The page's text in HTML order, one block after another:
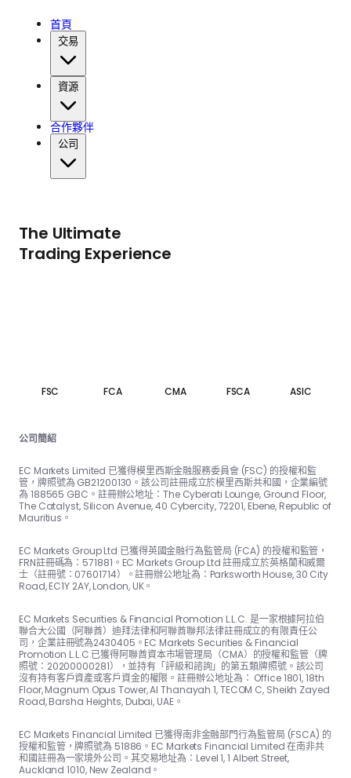
首頁
交易
資源
合作夥伴
公司
The Ultimate
Trading Experience
FSC FCA CMA FSCA ASIC
公司簡紹
EC Markets Limited 已獲得模里西斯金融服務委員會 (FSC) 的授權和監
管，牌照號為 GB21200130。該公司註冊成立於模里西斯共和國，企業編號
為 188565 GBC。註冊辦公地址：The Cyber​​ati Lounge, Ground Floor,
The Catalyst, Silicon Avenue, 40 Cyber​​city, 72201, Ebene, Republic of
Mauritius。
EC Markets Group Ltd 已獲得英國金融行為監管局 (FCA) 的授權和監管，
FRN註冊碼為：57188​​1。EC Markets Group Ltd 註冊成立於英格蘭和威爾
士（註冊號：07601714）。註冊辦公地址為：Parksworth House, 30 City
Road, EC1Y 2AY, London, UK。
EC Markets Securities & Financial Promotion L.L.C. 是一家根據阿拉伯
聯合大公國（阿聯酋）迪拜法律和阿聯酋聯邦法律註冊成立的有限責任公
司，企業註冊號為2430405。EC Markets Securities & Financial
Promotion L.L.C.已獲得阿聯酋資本市場管理局（CMA）的授權和監管（牌
照號：20200000281），並持有「評級和諮詢」的第五類牌照號。該公司
沒有持有客戶資產或客戶資金的權限。註冊辦公地址為： Office 1801, 18th
Floor, Magnum Opus Tower, Al Thanayah 1, TECOM C, Sheikh Zayed
Road, Barsha Heights, Dubai, UAE。
EC Markets Financial Limited 已獲得南非金融部門行為監管局 (FSCA) 的
授權和監管，牌照號為 51886。EC Markets Financial Limited 在南非共
和國註冊為一家境外公司。其交易地址為：Level 1, 1 Albert Street,
Auckland 1010, New Zealand。